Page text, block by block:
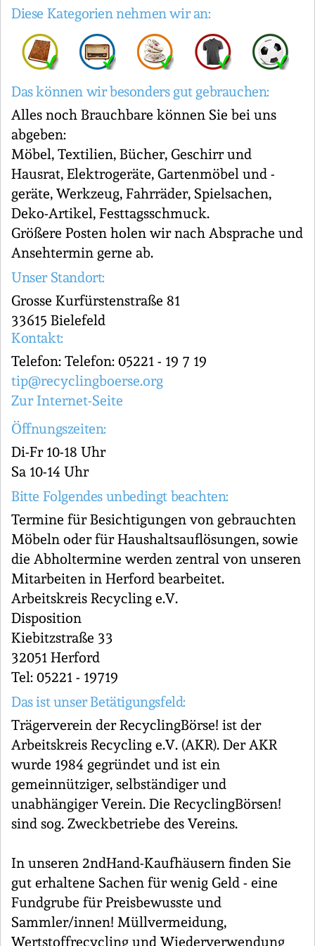
Diese Kategorien nehmen wir an:
Das können wir besonders gut gebrauchen:
Alles noch Brauchbare können Sie bei uns
abgeben:
Möbel, Textilien, Bücher, Geschirr und
Hausrat, Elektrogeräte, Gartenmöbel und -
geräte, Werkzeug, Fahrräder, Spielsachen,
Deko-Artikel, Festtagsschmuck.
Größere Posten holen wir nach Absprache und
Ansehtermin gerne ab.
Unser Standort:
Grosse Kurfürstenstraße 81
33615 Bielefeld
Kontakt:
Telefon: Telefon: 05221 - 19 7 19
tip@recyclingboerse.org
Zur Internet-Seite
Öffnungszeiten:
Di-Fr 10-18 Uhr
Sa 10-14 Uhr
Bitte Folgendes unbedingt beachten:
Termine für Besichtigungen von gebrauchten
Möbeln oder für Haushaltsauflösungen, sowie
die Abholtermine werden zentral von unseren
Mitarbeiten in Herford bearbeitet.
Arbeitskreis Recycling e.V.
Disposition
Kiebitzstraße 33
32051 Herford
Tel: 05221 - 19719
Das ist unser Betätigungsfeld:
Trägerverein der RecyclingBörse! ist der
Arbeitskreis Recycling e.V. (AKR). Der AKR
wurde 1984 gegründet und ist ein
gemeinnütziger, selbständiger und
unabhängiger Verein. Die RecyclingBörsen!
sind sog. Zweckbetriebe des Vereins.
In unseren 2ndHand-Kaufhäusern finden Sie
gut erhaltene Sachen für wenig Geld - eine
Fundgrube für Preisbewusste und
Sammler/innen! Müllvermeidung,
Wertstoffrecycling und Wiederverwendung